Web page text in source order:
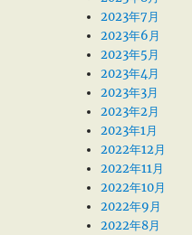
2023年7月
2023年6月
2023年5月
2023年4月
2023年3月
2023年2月
2023年1月
2022年12月
2022年11月
2022年10月
2022年9月
2022年8月